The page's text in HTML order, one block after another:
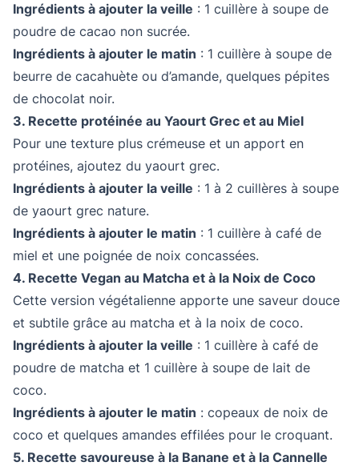
Ingrédients à ajouter la veille : 1 cuillère à soupe de
poudre de cacao non sucrée.
Ingrédients à ajouter le matin : 1 cuillère à soupe de
beurre de cacahuète ou d’amande, quelques pépites
de chocolat noir.
3. Recette protéinée au Yaourt Grec et au Miel
Pour une texture plus crémeuse et un apport en
protéines, ajoutez du yaourt grec.
Ingrédients à ajouter la veille : 1 à 2 cuillères à soupe
de yaourt grec nature.
Ingrédients à ajouter le matin : 1 cuillère à café de
miel et une poignée de noix concassées.
4. Recette Vegan au Matcha et à la Noix de Coco
Cette version végétalienne apporte une saveur douce
et subtile grâce au matcha et à la noix de coco.
Ingrédients à ajouter la veille : 1 cuillère à café de
poudre de matcha et 1 cuillère à soupe de lait de
coco.
Ingrédients à ajouter le matin : copeaux de noix de
coco et quelques amandes effilées pour le croquant.
5. Recette savoureuse à la Banane et à la Cannelle